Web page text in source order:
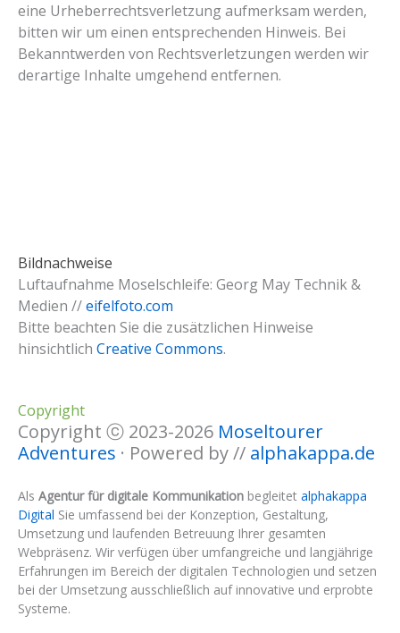
eine Urheberrechtsverletzung aufmerksam werden,
bitten wir um einen entsprechenden Hinweis. Bei
Bekanntwerden von Rechtsverletzungen werden wir
derartige Inhalte umgehend entfernen.
Bildnachweise
Luftaufnahme Moselschleife: Georg May Technik &
Medien //eifelfoto.com
Bitte beachten Sie die zusätzlichen Hinweise
hinsichtlich Creative Commons.
Copyright
Copyright ⓒ 2023-2026 Moseltourer
Adventures · Powered by // alphakappa.de
Als Agentur für digitale Kommunikation begleitet alphakappa
Digital Sie umfassend bei der Konzeption, Gestaltung,
Umsetzung und laufenden Betreuung Ihrer gesamten
Webpräsenz. Wir verfügen über umfangreiche und langjährige
Erfahrungen im Bereich der digitalen Technologien und setzen
bei der Umsetzung ausschließlich auf innovative und erprobte
Systeme.